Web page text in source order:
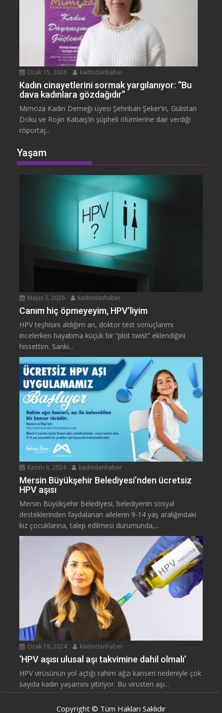
Ocak 15, 2026 kadindanhaber
Kadın cinayetlerini sormak yargılanıyor: “Bu
dava kadınlara gözdağıdır”
Mimoza Kadın Derneği üyesi Şehriban Şeker’in, Gülistan
Doku ve Rojin Kabaiş’in şüpheli ölümlerine dair verdiği
röportaj...
Yaşam
Mayıs 3, 2026 kadindanhaber
Canım hiç öpmeyeyim, HPV’liyim
HPV teşhisini aldığım an, doktor test sonuçlarımı
incelerken hayatıma küçük bir “plot twist” eklendiğini
hissettim. Sanki...
Kasım 6, 2024 kadindanhaber
Mersin Büyükşehir Belediyesi’nden ücretsiz
HPV aşısı
Mersin Büyükşehir Belediyesi, belediyenin sosyal
desteklerinden faydalanan ailelerin 9-14 yaş aralığındaki
kız çocuklarına, talep edilmesi durumunda,...
Ocak 19, 2024 kadindanhaber
‘HPV aşısı ulusal aşı takvimine dahil olmalı’
HPV virüsünün yol açtığı rahim ağzı kanseri nedeniyle çok
sayıda kadın yaşamını yitiriyor. Bu virüsten aşı...
Copyright © Tüm Hakları Saklıdır